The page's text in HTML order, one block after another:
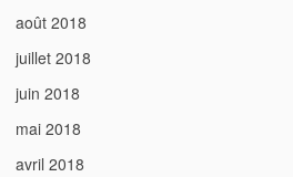
août 2018
juillet 2018
juin 2018
mai 2018
avril 2018